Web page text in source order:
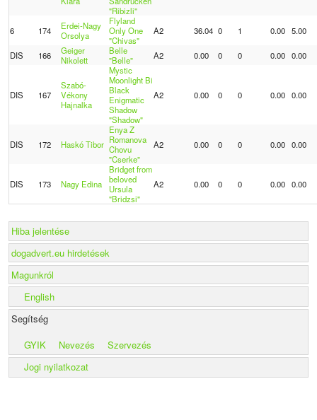
"Ribizli"
6 174
Erdei-Nagy
Orsolya
Flyland
Only One
"Chivas"
A2 36.04 0 1 0.00 5.00
DIS 166
Geiger
Nikolett
Belle
"Belle"
A2 0.00 0 0 0.00 0.00
DIS 167
Szabó-
Vékony
Hajnalka
Mystic
Moonlight Bi
Black
Enigmatic
Shadow
"Shadow"
A2 0.00 0 0 0.00 0.00
DIS 172 Haskó Tibor
Enya Z
Romanova
Chovu
"Cserke"
A2 0.00 0 0 0.00 0.00
DIS 173 Nagy Edina
Bridget from
beloved
Ursula
"Bridzsi"
A2 0.00 0 0 0.00 0.00
Hiba jelentése
dogadvert.eu hirdetések
Magunkról
English
Segítség
GYIK
Nevezés
Szervezés
Jogi nyilatkozat